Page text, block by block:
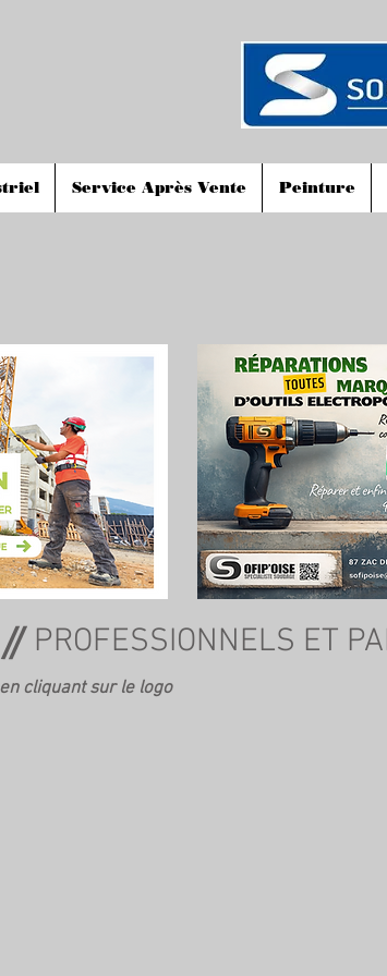
Service Après Vente Peinture
cliquant sur le logo